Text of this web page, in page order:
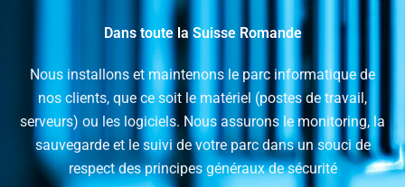
Dans toute la Suisse Romande
Nous installons et maintenons le parc informatique de
nos clients, que ce soit le matériel (postes de travail,
serveurs) ou les logiciels. Nous assurons le monitoring, la
sauvegarde et le suivi de votre parc dans un souci de
respect des principes généraux de sécurité